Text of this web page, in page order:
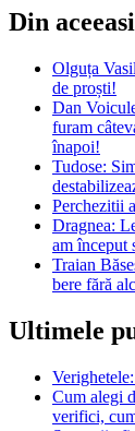
Din
Olguța
de proști!
Dan
furam
înapoi!
Tudose:
Perchezitii
Dragnea:
am început
Traian
bere fără
Ultimele
Cum alegi
verifici,